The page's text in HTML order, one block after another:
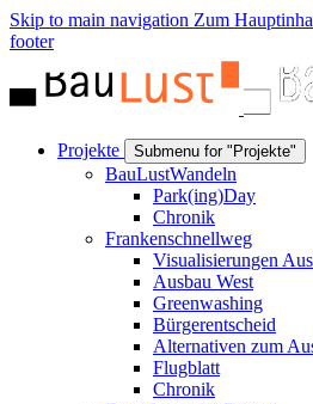
Skip to main navigation Zum
footer
Projekte Submenu for "Projekte"
BauLustWandeln
Park(ing)Day
Chronik
Frankenschnellweg
Visualisierungen
Ausbau West
Greenwashing
Bürgerentscheid
Alternativen zum
Flugblatt
Chronik